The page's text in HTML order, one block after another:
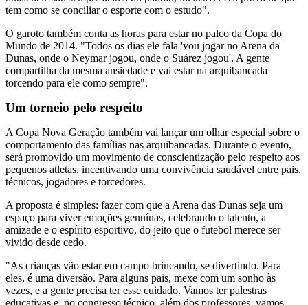
tem como se conciliar o esporte com o estudo".
O garoto também conta as horas para estar no palco da Copa do
Mundo de 2014. "Todos os dias ele fala 'vou jogar no Arena da
Dunas, onde o Neymar jogou, onde o Suárez jogou'. A gente
compartilha da mesma ansiedade e vai estar na arquibancada
torcendo para ele como sempre".
Um torneio pelo respeito
A Copa Nova Geração também vai lançar um olhar especial sobre o
comportamento das famílias nas arquibancadas. Durante o evento,
será promovido um movimento de conscientização pelo respeito aos
pequenos atletas, incentivando uma convivência saudável entre pais,
técnicos, jogadores e torcedores.
A proposta é simples: fazer com que a Arena das Dunas seja um
espaço para viver emoções genuínas, celebrando o talento, a
amizade e o espírito esportivo, do jeito que o futebol merece ser
vivido desde cedo.
"As crianças vão estar em campo brincando, se divertindo. Para
eles, é uma diversão. Para alguns pais, mexe com um sonho às
vezes, e a gente precisa ter esse cuidado. Vamos ter palestras
educativas e, no congresso técnico, além dos professores, vamos